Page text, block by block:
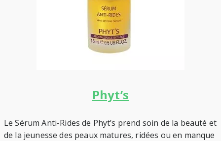
Phyt’s
Le Sérum Anti-Rides de Phyt’s prend soin de la beauté et
de la jeunesse des peaux matures, ridées ou en manque